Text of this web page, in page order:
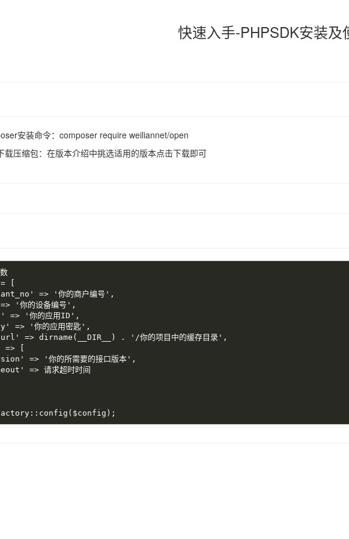
快速入手-PHPSDK安装及
安装命令：composer require weiliannet/open
载压缩包：在版本介绍中挑选适用的版本点击下载即可
[
=> '你的商户编号',
你的设备编号',
'你的应用ID',
=> '你的应用密匙',
=> dirname(__DIR__) . '/你的项目中的缓存目录',
=> [
=> '你的所需要的接口版本',
=> 请求超时时间